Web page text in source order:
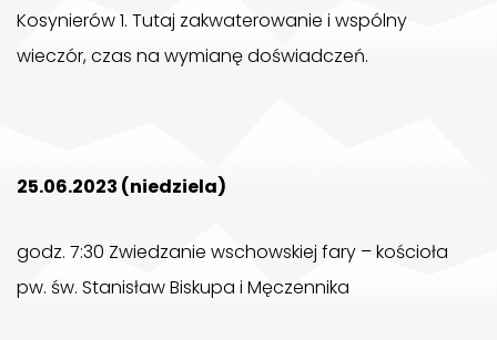
Kosynierów 1. Tutaj zakwaterowanie i wspólny
wieczór, czas na wymianę doświadczeń.
25.06.2023 (niedziela)
godz. 7:30 Zwiedzanie wschowskiej fary – kościoła
pw. św. Stanisław Biskupa i Męczennika